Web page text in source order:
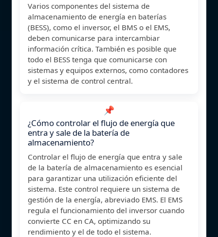
Varios componentes del sistema de
almacenamiento de energía en baterías
(BESS), como el inversor, el BMS o el EMS,
deben comunicarse para intercambiar
información crítica. También es posible que
todo el BESS tenga que comunicarse con
sistemas y equipos externos, como contadores
y el sistema de control central.
📌
¿Cómo controlar el flujo de energía que
entra y sale de la batería de
almacenamiento?
Controlar el flujo de energía que entra y sale
de la batería de almacenamiento es esencial
para garantizar una utilización eficiente del
sistema. Este control requiere un sistema de
gestión de la energía, abreviado EMS. El EMS
regula el funcionamiento del inversor cuando
convierte CC en CA, optimizando su
rendimiento y el de todo el sistema.